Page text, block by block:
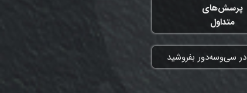
پرسش‌های
متداول
سی‌وسه‌دور بفروشید